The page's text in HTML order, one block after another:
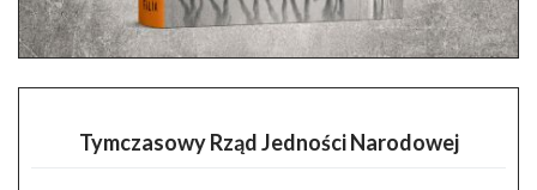
Tymczasowy Rząd Jedności Narodowej